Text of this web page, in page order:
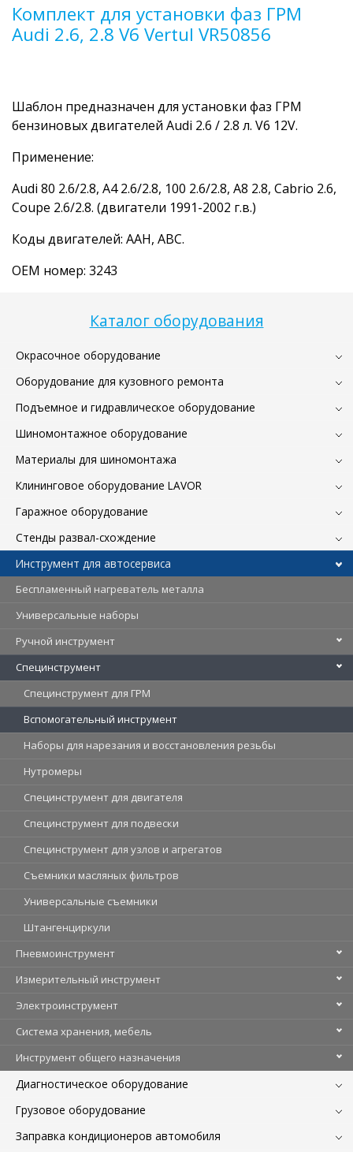
Каталог оборудования
Окрасочное оборудование
Оборудование для кузовного ремонта
Подъемное и гидравлическое оборудование
Шиномонтажное оборудование
Материалы для шиномонтажа
Клининговое оборудование LAVOR
Гаражное оборудование
Стенды развал-схождение
Инструмент для автосервиса
Беспламенный нагреватель металла
Универсальные наборы
Ручной инструмент
Специнструмент
Специнструмент для ГРМ
Вспомогательный инструмент
Наборы для нарезания и восстановления резьбы
Нутромеры
Специнструмент для двигателя
Специнструмент для подвески
Специнструмент для узлов и агрегатов
Съемники масляных фильтров
Универсальные съемники
Штангенциркули
Пневмоинструмент
Измерительный инструмент
Электроинструмент
Система хранения, мебель
Инструмент общего назначения
Диагностическое оборудование
Грузовое оборудование
Заправка кондиционеров автомобиля
Комплект для установки фаз ГРМ
Audi 2.6, 2.8 V6 Vertul VR50856
Шаблон предназначен для установки фаз ГРМ
бензиновых двигателей Audi 2.6 / 2.8 л. V6 12V.
Применение:
Audi 80 2.6/2.8, A4 2.6/2.8, 100 2.6/2.8, A8 2.8, Cabrio 2.6,
Coupe 2.6/2.8. (двигатели 1991-2002 г.в.)
Коды двигателей: AAH, ABC.
OEM номер: 3243